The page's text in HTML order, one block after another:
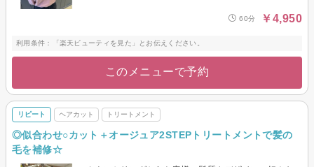
60分 ￥4,950
利用条件：「楽天ビューティを見た」とお伝えください。
このメニューで予約
リピート ヘアカット トリートメント
◎似合わせ○カット＋オージュア2STEPトリートメントで髪の
毛を補修☆